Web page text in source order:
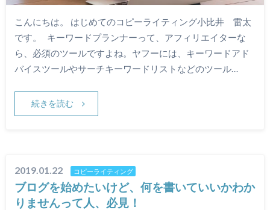
こんにちは。 はじめてのコピーライティング小比井 雷太
です。 キーワードプランナーって、アフィリエイターな
ら、必須のツールですよね。ヤフーには、キーワードアド
バイスツールやサーチキーワードリストなどのツール…
続きを読む
2019.01.22 コピーライティング
ブログを始めたいけど、何を書いていいかわか
りませんって人、必見！